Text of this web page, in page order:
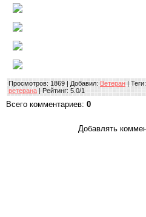
Просмотров: 1869 | Добавил: Ветеран | Теги:
ветерана | Рейтинг: 5.0/1
Всего комментариев: 0
Добавлять